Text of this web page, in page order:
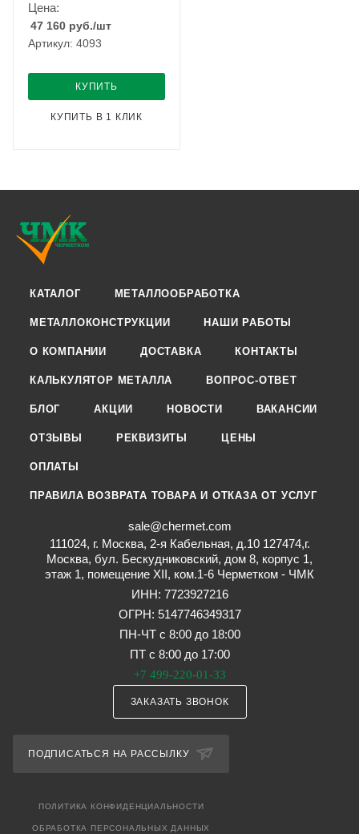
Цена:
47 160 руб./шт
Артикул: 4093
КУПИТЬ
КУПИТЬ В 1 КЛИК
КАТАЛОГ МЕТАЛЛООБРАБОТКА
МЕТАЛЛОКОНСТРУКЦИИ НАШИ РАБОТЫ
О КОМПАНИИ ДОСТАВКА КОНТАКТЫ
КАЛЬКУЛЯТОР МЕТАЛЛА ВОПРОС-ОТВЕТ
БЛОГ АКЦИИ НОВОСТИ ВАКАНСИИ
ОТЗЫВЫ РЕКВИЗИТЫ ЦЕНЫ
ОПЛАТЫ
ПРАВИЛА ВОЗВРАТА ТОВАРА И ОТКАЗА ОТ УСЛУГ
sale@chermet.com
111024, г. Москва, 2-я Кабельная, д.10 127474,г.
Москва, бул. Бескудниковский, дом 8, корпус 1,
этаж 1, помещение XII, ком.1-6 Черметком - ЧМК
ИНН: 7723927216
ОГРН: 5147746349317
ПН-ЧТ с 8:00 до 18:00
ПТ с 8:00 до 17:00
+7 499-220-01-33
ЗАКАЗАТЬ ЗВОНОК
ПОДПИСАТЬСЯ НА РАССЫЛКУ
ПОЛИТИКА КОНФИДЕНЦИАЛЬНОСТИ
ОБРАБОТКА ПЕРСОНАЛЬНЫХ ДАННЫХ